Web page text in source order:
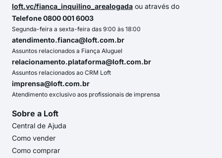
loft.vc/fianca_inquilino_arealogada ou através do
Telefone 0800 001 6003
Segunda-feira a sexta-feira das 9:00 às 18:00
atendimento.fianca@loft.com.br
Assuntos relacionados a Fiança Aluguel
relacionamento.plataforma@loft.com.br
Assuntos relacionados ao CRM Loft
imprensa@loft.com.br
Atendimento exclusivo aos profissionais de imprensa
Sobre a Loft
Central de Ajuda
Como vender
Como comprar